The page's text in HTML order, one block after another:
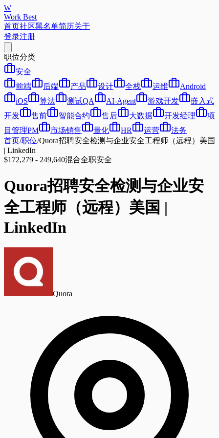
W
Work Best
首页社区黑名单简历关于
登录注册
职位分类
安全
前端
后端 产品 设计 全栈 运维
Android
iOS
算法 测试QA AI-Agent 游戏开发
嵌入式
开发
售前 智能合约 售后 大数据 开发经理
项
目管理PM
市场销售 量化 HR 运营
法务
首页/职位/Quora招聘安全检测与企业安全工程师（远程）美国
| LinkedIn
$172,279 - 249,640混合全职安全
Quora招聘安全检测与企业安
全工程师（远程）美国 |
LinkedIn
Quora